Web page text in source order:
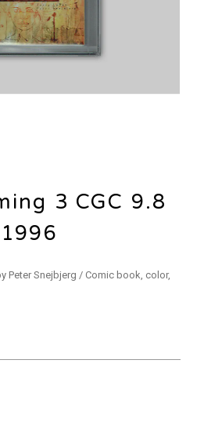
3 CGC 9.8
1996
Peter Snejbjerg / Comic book, color,